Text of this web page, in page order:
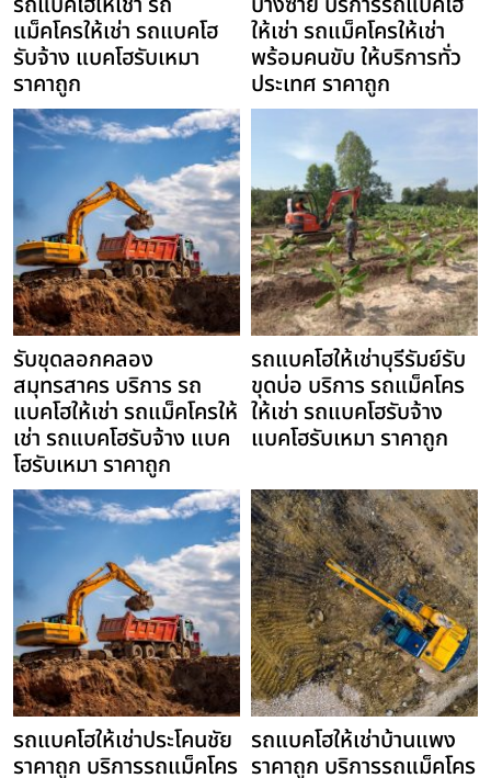
แม็คโครให้เช่า รถแบคโฮ
รับจ้าง แบคโฮรับเหมา
ราคาถูก
ให้เช่า รถแม็คโครให้เช่า
พร้อมคนขับ ให้บริการทั่ว
ประเทศ ราคาถูก
รับขุดลอกคลอง
สมุทรสาคร บริการ รถ
แบคโฮให้เช่า รถแม็คโครให้
เช่า รถแบคโฮรับจ้าง แบค
โฮรับเหมา ราคาถูก
รถแบคโฮให้เช่าบุรีรัมย์รับ
ขุดบ่อ บริการ รถแม็คโคร
ให้เช่า รถแบคโฮรับจ้าง
แบคโฮรับเหมา ราคาถูก
รถแบคโฮให้เช่าประโคนชัย
ราคาถูก บริการรถแม็คโคร
รถแบคโฮให้เช่าบ้านแพง
ราคาถูก บริการรถแม็คโคร